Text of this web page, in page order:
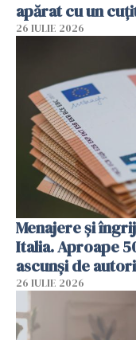
apărat cu un
26 IULIE 2026
Menajere și
Italia. Aproape
ascunși de
26 IULIE 2026